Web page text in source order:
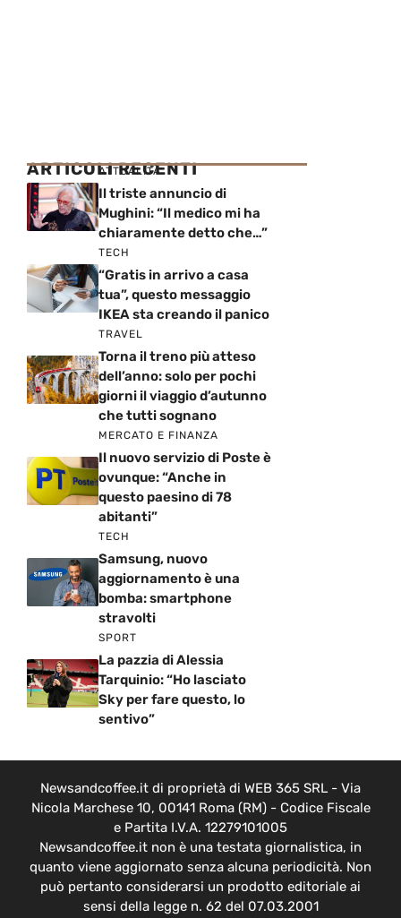
ARTICOLI RECENTI
ATTUALITÀ
Il triste annuncio di
Mughini: “Il medico mi ha
chiaramente detto che…”
TECH
“Gratis in arrivo a casa
tua”, questo messaggio
IKEA sta creando il panico
TRAVEL
Torna il treno più atteso
dell’anno: solo per pochi
giorni il viaggio d’autunno
che tutti sognano
MERCATO E FINANZA
Il nuovo servizio di Poste è
ovunque: “Anche in
questo paesino di 78
abitanti”
TECH
Samsung, nuovo
aggiornamento è una
bomba: smartphone
stravolti
SPORT
La pazzia di Alessia
Tarquinio: “Ho lasciato
Sky per fare questo, lo
sentivo”
Newsandcoffee.it di proprietà di WEB 365 SRL - Via
Nicola Marchese 10, 00141 Roma (RM) - Codice Fiscale
e Partita I.V.A. 12279101005
Newsandcoffee.it non è una testata giornalistica, in
quanto viene aggiornato senza alcuna periodicità. Non
può pertanto considerarsi un prodotto editoriale ai
sensi della legge n. 62 del 07.03.2001